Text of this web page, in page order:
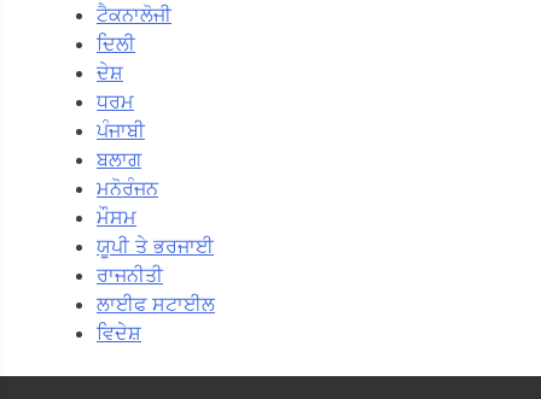
ਟੈਕਨਾਲੋਜੀ
ਦਿਲੀ
ਦੇਸ਼
ਧਰਮ
ਪੰਜਾਬੀ
ਬਲਾਗ
ਮਨੋਰੰਜਨ
ਮੌਸਮ
ਯੂਪੀ ਤੇ ਭਰਜਾਈ
ਰਾਜਨੀਤੀ
ਲਾਈਫ ਸਟਾਈਲ
ਵਿਦੇਸ਼